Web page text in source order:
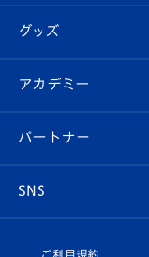
チケット
イベント
メディア
ホームタウン
スタッフプロフィー
マスコット紹介
はじめての観戦ガ
Revive Team
ヴィヴィくんの長
フォトギャラリー
スタジアムグルメ
チケット
V-LOVERS（ファ
プレイヤーズスイ
グッズ
オンラインショッ
店舗情報
アカデミー
育成からのお知ら
U-18
パートナー
SNS